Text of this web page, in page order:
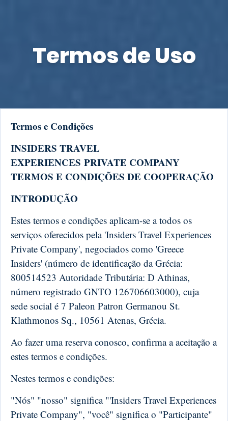
Termos de Uso
Termos e Condições
INSIDERS TRAVEL
EXPERIENCES PRIVATE COMPANY
TERMOS E CONDIÇÕES DE COOPERAÇÃO
INTRODUÇÃO
Estes termos e condições aplicam-se a todos os
serviços oferecidos pela 'Insiders Travel Experiences
Private Company', negociados como 'Greece
Insiders' (número de identificação da Grécia:
800514523 Autoridade Tributária: D Athinas,
número registrado GNTO 126706603000), cuja
sede social é 7 Paleon Patron Germanou St.
Klathmonos Sq., 10561 Atenas, Grécia.
Ao fazer uma reserva conosco, confirma a aceitação a
estes termos e condições.
Nestes termos e condições:
"Nós" "nosso" significa "'Insiders Travel Experiences
Private Company", "você" significa o "Participante"